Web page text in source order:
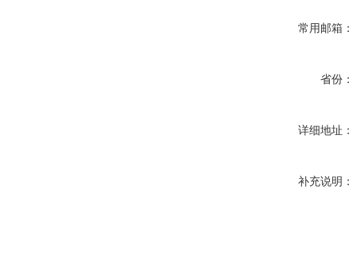
常用邮箱：
省份：
详细地址：
补充说明：